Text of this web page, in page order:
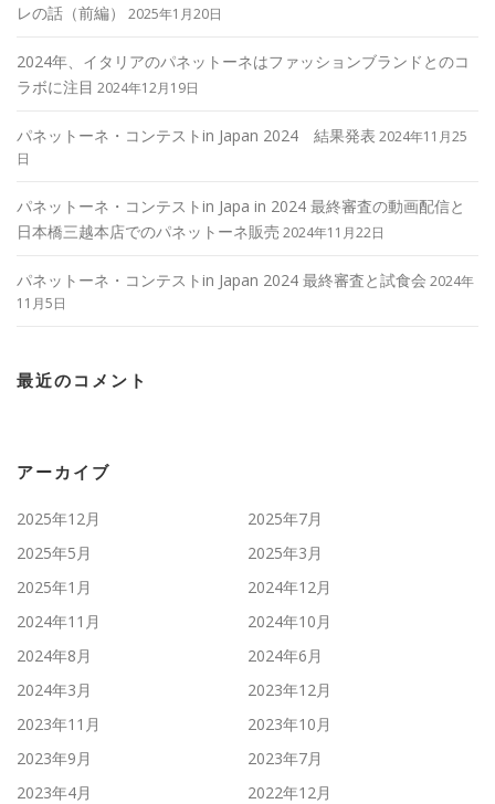
レの話（前編）
2025年1月20日
2024年、イタリアのパネットーネはファッションブランドとのコ
ラボに注目 2024年12月19日
パネットーネ・コンテストin Japan 2024 結果発表 2024年11月25
日
パネットーネ・コンテストin Japa in 2024 最終審査の動画配信と
日本橋三越本店でのパネットーネ販売 2024年11月22日
パネットーネ・コンテストin Japan 2024 最終審査と試食会 2024年
11月5日
最近のコメント
アーカイブ
2025年12月
2025年7月
2025年5月
2025年3月
2025年1月
2024年12月
2024年11月
2024年10月
2024年8月
2024年6月
2024年3月
2023年12月
2023年11月
2023年10月
2023年9月
2023年7月
2023年4月
2022年12月